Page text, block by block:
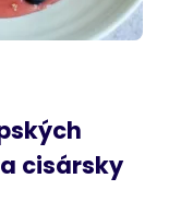
cisársky